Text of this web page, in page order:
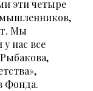
эти четыре
Мы
нас все
Фонда.